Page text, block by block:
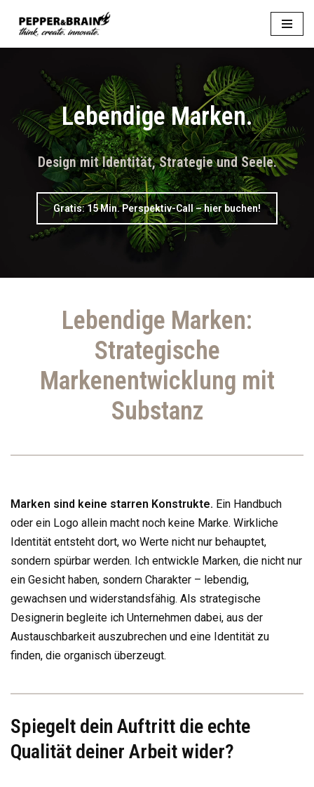
Zum
springen
Lebendige Marken.
Design mit Identität, Strategie und Seele.
Gratis:15 Min. Perspektiv-Call– hier buchen!
Lebendige Marken:
Strategische
Markenentwicklung mit
Substanz
Marken sind keine starren Konstrukte. Ein Handbuch
oder ein Logo allein macht noch keine Marke. Wirkliche
Identität entsteht dort, wo Werte nicht nur behauptet,
sondern spürbar werden. Ich entwickle Marken, die nicht nur
ein Gesicht haben, sondern Charakter – lebendig,
gewachsen und widerstandsfähig. Als strategische
Designerin begleite ich Unternehmen dabei, aus der
Austauschbarkeit auszubrechen und eine Identität zu
finden, die organisch überzeugt.
Spiegelt dein Auftritt die echte
Qualität deiner Arbeit wider?